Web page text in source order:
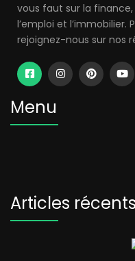
vous faut sur la
l’emploi et l’immobilier.
rejoignez-nous sur nos
Menu
Articles récents